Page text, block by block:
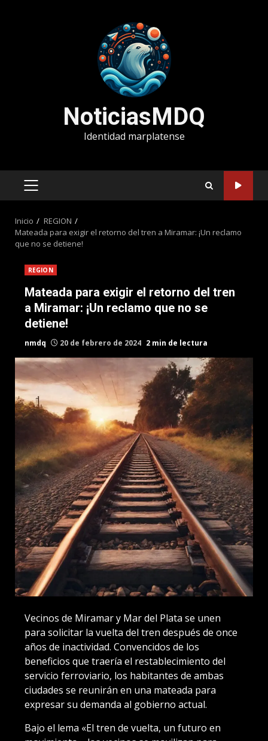
NoticiasMDQ
Identidad marplatense
MENÚ
Inicio
REGION
Mateada para exigir el retorno del tren a Miramar: ¡Un reclamo
que no se detiene!
REGION
Mateada para exigir el retorno del tren
a Miramar: ¡Un reclamo que no se
detiene!
nmdq 20 de febrero de 2024 2 min de lectura
Vecinos de Miramar y Mar del Plata se unen
para solicitar la vuelta del tren después de once
años de inactividad. Convencidos de los
beneficios que traería el restablecimiento del
servicio ferroviario, los habitantes de ambas
ciudades se reunirán en una mateada para
expresar su demanda al gobierno actual.
Bajo el lema «El tren de vuelta, un futuro en